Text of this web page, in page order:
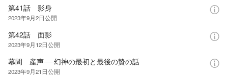
第41話 影身
2023年9月2日公開
第42話 面影
2023年9月12日公開
幕間 産声──幻神の最初と最後の贄の話
2023年9月21日公開